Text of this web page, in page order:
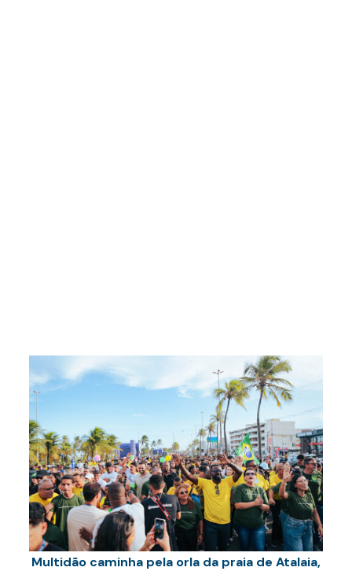
Multidão caminha pela orla da praia de Atalaia,